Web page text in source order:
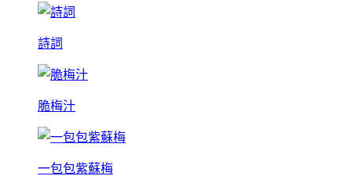
詩詞
脆梅汁
一包包紫蘇梅